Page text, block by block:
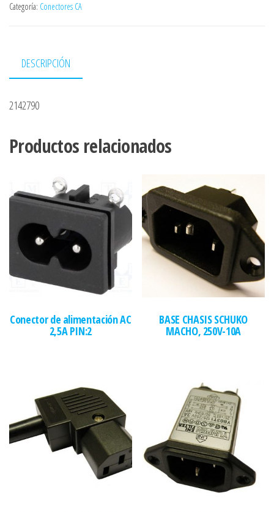
Categoría: Conectores CA
DESCRIPCIÓN
2142790
Productos relacionados
Conector de alimentación AC
2,5A PIN:2
BASE CHASIS SCHUKO
MACHO, 250V-10A